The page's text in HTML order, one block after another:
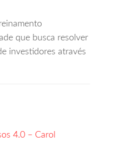
que busca resolver
investidores através
4.0 – Carol